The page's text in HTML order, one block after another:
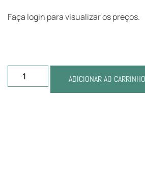
Faça login para visualizar os preços.
ADICIONAR AO CARRINHO